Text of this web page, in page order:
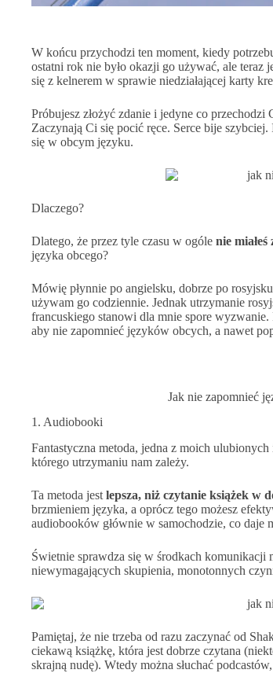
W końcu przychodzi ten moment, kiedy
ostatni rok nie było okazji go używać, ale
się z kelnerem w sprawie niedziałającej karty
Próbujesz złożyć zdanie i jedyne co przechodzi
Zaczynają Ci się pocić ręce. Serce bije
się w obcym języku.
Dlaczego?
Dlatego, że przez tyle czasu w ogóle nie
języka obcego?
Mówię płynnie po angielsku, dobrze po
używam go codziennie. Jednak utrzymanie
francuskiego stanowi dla mnie spore
aby nie zapomnieć języków obcych, a nawet
Jak nie zapomnieć
1. Audiobooki
Fantastyczna metoda, jedna z moich
którego utrzymaniu nam zależy.
Ta metoda jest lepsza, niż czytanie książek w
brzmieniem języka, a oprócz tego możesz
audiobooków głównie w samochodzie, co daje
Świetnie sprawdza się w środkach
niewymagających skupienia, monotonnych
Pamiętaj, że nie trzeba od razu zaczynać od
ciekawą książkę, która jest dobrze czytana
skrajną nudę). Wtedy można słuchać